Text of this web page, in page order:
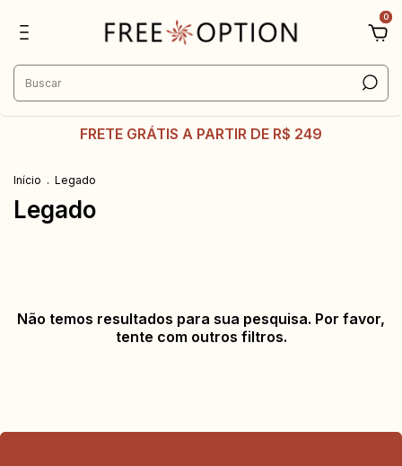
0
FRETE GRÁTIS A PARTIR DE R$ 249
Início . Legado
Legado
Não temos resultados para sua pesquisa. Por favor,
tente com outros filtros.